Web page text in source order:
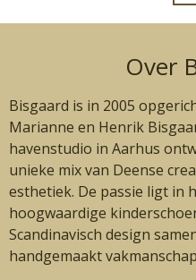
Over
Bisgaard is in 2005
Marianne en Henrik
havenstudio in Aarhus
unieke mix van Deense
esthetiek. De passie ligt in
hoogwaardige
Scandinavisch design
handgemaakt